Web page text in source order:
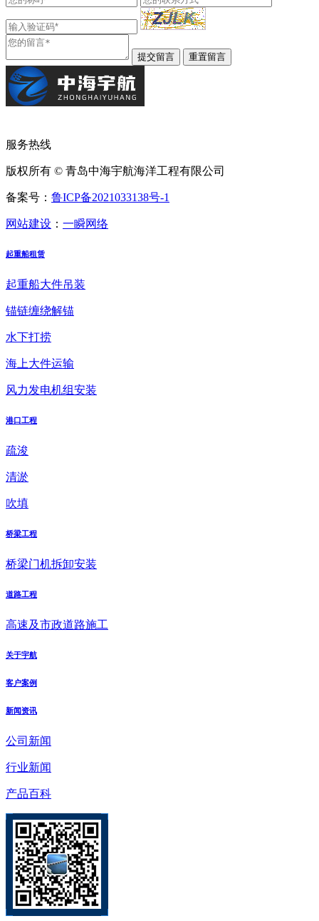
服务热线
版权所有 © 青岛中海宇航海洋工程有限公司
备案号： 鲁ICP备2021033138号-1
网站建设 ： 一瞬网络
起重船租赁
起重船大件吊装
锚链缠绕解锚
水下打捞
海上大件运输
风力发电机组安装
港口工程
疏浚
清淤
吹填
桥梁工程
桥梁门机拆卸安装
道路工程
高速及市政道路施工
关于宇航
客户案例
新闻资讯
公司新闻
行业新闻
产品百科